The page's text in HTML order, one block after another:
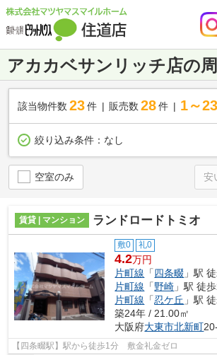
アカカベサンリッチ店の
該当物件数 23件 販売数 28 件 1～23
絞り込み条件： なし
空室のみ
賃貸 | マンション ランドロードトミオ
敷0 礼0
4.2万円
片町線 「四条畷 」駅
片町線 「野崎 」駅 徒
片町線 「忍ケ丘 」駅
築24年 / 21.00㎡
大阪府大東市北新町
【四条畷駅】駅から徒歩1分 敷金礼金ゼロ